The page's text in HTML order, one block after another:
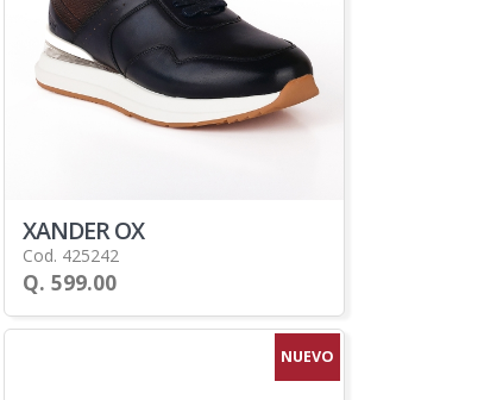
XANDER OX
Cod. 425242
Q. 599.00
NUEVO